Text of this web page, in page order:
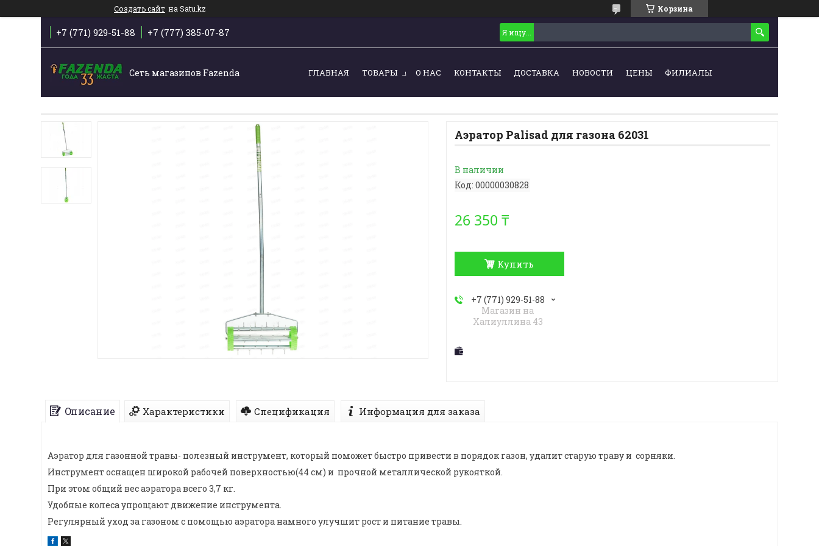
Создать сайт на Satu.kz Корзина
+7 (771) 929-51-88 +7 (777) 385-07-87
Сеть магазинов Fazenda ГЛАВНАЯ ТОВАРЫ О НАС КОНТАКТЫ ДОСТАВКА НОВОСТИ ЦЕНЫ ФИЛИАЛЫ
Аэратор Palisad для газона 62031
В наличии
Код: 00000030828
26 350 ₸
Купить
+7 (771) 929-51-88
Магазин на
Халиуллина 43
Описание Характеристики Спецификация Информация для заказа
Аэратор для газонной травы- полезный инструмент, который поможет быстро привести в порядок газон, удалит старую траву и сорняки.
Инструмент оснащен широкой рабочей поверхностью(44 см) и прочной металлической рукояткой.
При этом общий вес аэратора всего 3,7 кг.
Удобные колеса упрощают движение инструмента.
Регулярный уход за газоном с помощью аэратора намного улучшит рост и питание травы.